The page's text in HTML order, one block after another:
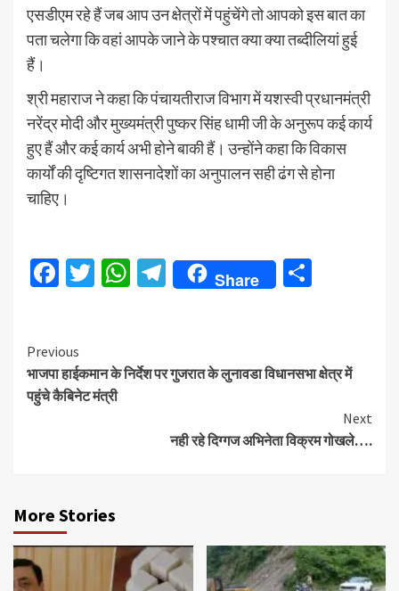
एसडीएम रहे हैं जब आप उन क्षेत्रों में पहुंचेंगे तो आपको इस बात का
पता चलेगा कि वहां आपके जाने के पश्चात क्या क्या तब्दीलियां हुई
हैं।
श्री महाराज ने कहा कि पंचायतीराज विभाग में यशस्वी प्रधानमंत्री
नरेंद्र मोदी और मुख्यमंत्री पुष्कर सिंह धामी जी के अनुरूप कई कार्य
हुए हैं और कई कार्य अभी होने बाकी हैं। उन्होंने कहा कि विकास
कार्यों की दृष्टिगत शासनादेशों का अनुपालन सही ढंग से होना
चाहिए।
Facebook
TwitterWhatsApp
Telegram
Share
Continue
Reading
Previous
भाजपा हाईकमान के निर्देश पर गुजरात के लुनावडा विधानसभा क्षेत्र में
पहुंचे कैबिनेट मंत्री
Next
नही रहे दिग्गज अभिनेता विक्रम गोखले….
More Stories